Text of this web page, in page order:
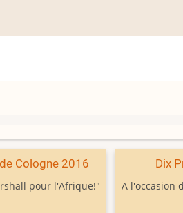
Cologne 2016
pour l'Afrique!"
Dix
A l'occasion